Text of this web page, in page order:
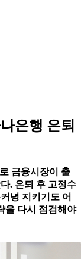
은행 은퇴
금융시장이 출
. 은퇴 후 고정수
녕 지키기도 어
을 다시 점검해야